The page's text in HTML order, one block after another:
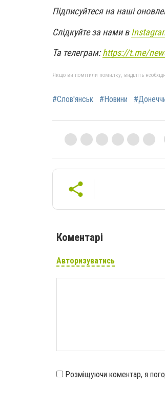
Підписуйтеся на наші
Слідкуйте за нами в
Та телеграм:https://t.me/
Якщо ви помітили помилку, виділіть
#Слов'янськ #Новини
Коментарі
Авторизуватись
Розміщуючи коментар, я